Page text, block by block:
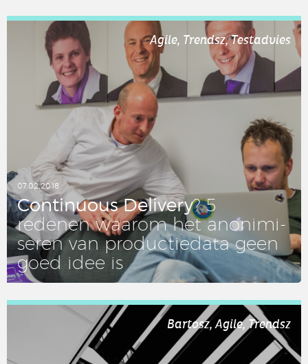
LEES DIT ARTIKEL
Agile, Trendsz, Testadvies
07.02.2018
Con­ti­nuous De­li­ve­ry? 5
redenen waarom het ano­ni­mi­
se­ren van pro­duc­tie­da­ta geen
goed idee is
LEES DIT ARTIKEL
Bartosz, Agile, Trendsz